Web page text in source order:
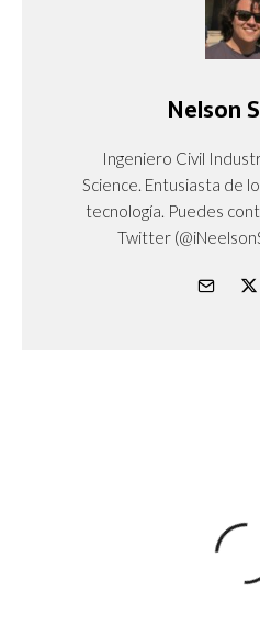
Nelson
Ingeniero Civil
Science. Entusiasta de
tecnología. Puedes
Twitter